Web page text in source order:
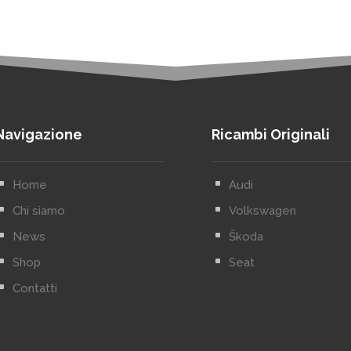
^ Home
^ Chi siamo
^ News
^ Shop
^ Contatti
Ricambi Originali
^ Audi
^ Volkswagen
^ Škoda
^ Seat